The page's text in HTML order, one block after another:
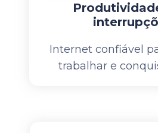
Internet confiável
trabalhar e